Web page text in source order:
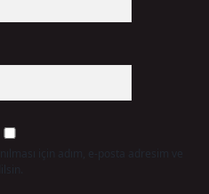
için adım, e-posta adresim ve